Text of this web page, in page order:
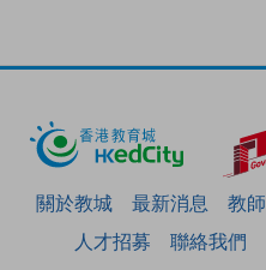
關於教城 最新消息 教師
人才招募
聯絡我們